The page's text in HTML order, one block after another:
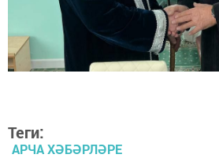
Теги:
АРЧА ХӘБӘРЛӘРЕ